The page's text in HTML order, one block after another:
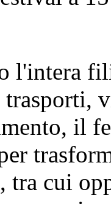
l'intera
il
tra cui